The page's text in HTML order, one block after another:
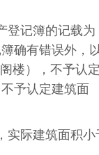
登记簿的记载为
确有错误外，
楼），不予认定
予认定建筑面
实际建筑面积小